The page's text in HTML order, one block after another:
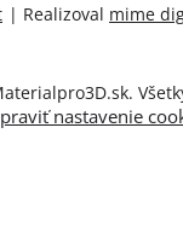
| Realizoval mime
.
nastavenie